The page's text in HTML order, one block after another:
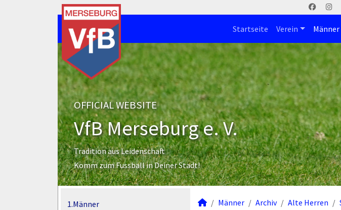
Startseite Verein Männer
OFFICIAL WEBSITE
VfB Merseburg e. V.
Tradition aus Leidenschaft
Komm zum Fussball in Deiner Stadt!
1.Männer
Männer Archiv Alte Herren